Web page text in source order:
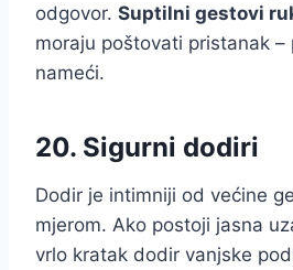
odgovor. Suptilni gestovi
moraju poštovati pristanak –
nameći.
20. Sigurni dodiri
Dodir je intimniji od većine
mjerom. Ako postoji jasna
vrlo kratak dodir vanjske